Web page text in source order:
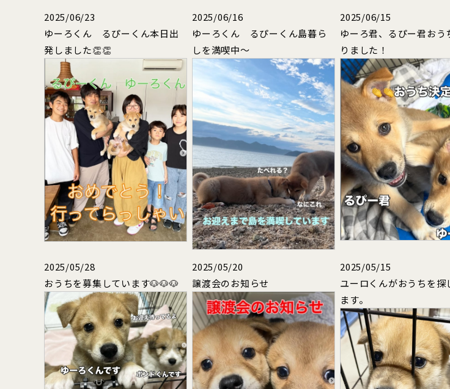
2025/06/23
ゆーろくん るぴーくん本日出
発しました👏👏
2025/06/16
ゆーろくん るぴーくん島暮ら
しを満喫中～
2025/06/15
ゆーろ君、るぴー君おう
りました！
2025/05/28
おうちを募集しています🐶🐶🐶
2025/05/20
譲渡会のお知らせ
2025/05/15
ユーロくんがおうちを探
ます。